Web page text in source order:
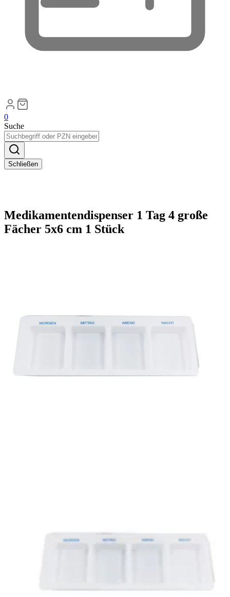
0
Suche
Schließen
Medikamentendispenser 1 Tag 4 große
Fächer 5x6 cm 1 Stück